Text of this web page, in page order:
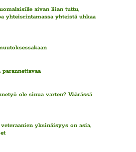
aivan liian tuttu,
yhteisrintamassa yhteistä uhkaa
ole sinua varten? Väärässä
yksinäisyys on asia,